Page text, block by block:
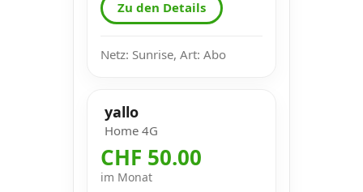
Zu den Details
Netz: Sunrise, Art: Abo
yallo
Home 4G
CHF 50.00
im Monat